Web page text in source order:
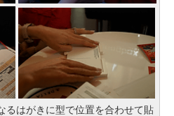
るはがきに型で位置を合わせて貼